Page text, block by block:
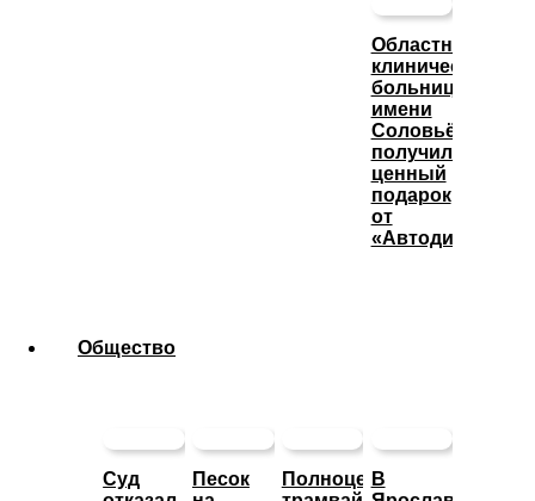
Областная
клиническая
больница
имени
Соловьёва
получила
ценный
подарок
от
«Автодизеля»
Общество
Суд
Песок
Полноценное
В